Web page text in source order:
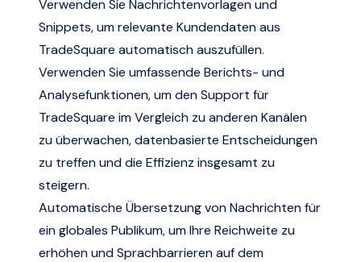
Verwenden Sie Nachrichtenvorlagen und
Snippets, um relevante Kundendaten aus
TradeSquare automatisch auszufüllen.
Verwenden Sie umfassende Berichts- und
Analysefunktionen, um den Support für
TradeSquare im Vergleich zu anderen Kanälen
zu überwachen, datenbasierte Entscheidungen
zu treffen und die Effizienz insgesamt zu
steigern.
Automatische Übersetzung von Nachrichten für
ein globales Publikum, um Ihre Reichweite zu
erhöhen und Sprachbarrieren auf dem